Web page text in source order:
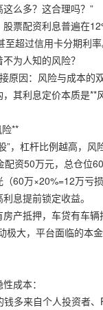
么多？这合理吗？”
票配资利息普遍在
至超过信用卡分期利
为人知的风险？
原因：风险与成本的
其利息定价本质是**
**
”，杠杆比例越高，风
配资50万元，总仓位
60万×20%=12万亏
息提前锁定收益。
产抵押，车贷有车辆
极大，平台面临的本
成本：
钱多来自个人投资者